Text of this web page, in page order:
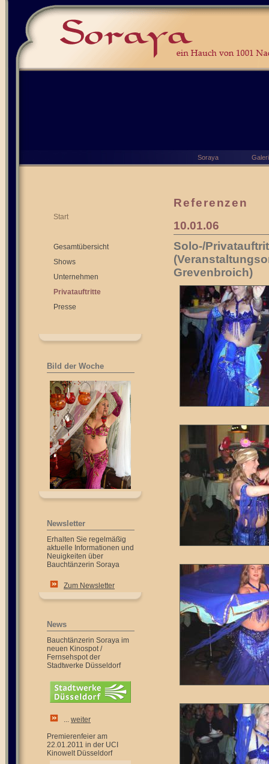
Start
Gesamtübersicht
Shows
Unternehmen
Privatauftritte
Presse
Bild der Woche
Newsletter
Erhalten Sie regelmäßig
aktuelle Informationen und
Neuigkeiten über
Bauchtänzerin Soraya
Zum Newsletter
News
Bauchtänzerin Soraya im
neuen Kinospot /
Fernsehspot der
Stadtwerke Düsseldorf
... weiter
Premierenfeier am
22.01.2011 in der UCI
Kinowelt Düsseldorf
Referenzen
10.01.06
Solo-/
Grevenbroich)
Soraya